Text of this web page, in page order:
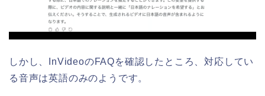
しかし、InVideoのFAQを確認したところ、対応してい
る音声は英語のみのようです。